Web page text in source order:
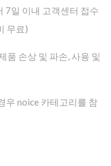
7일 이내 고객센터 접수
무료)
품 손상 및 파손, 사용 및
우 noice 카테고리를 참